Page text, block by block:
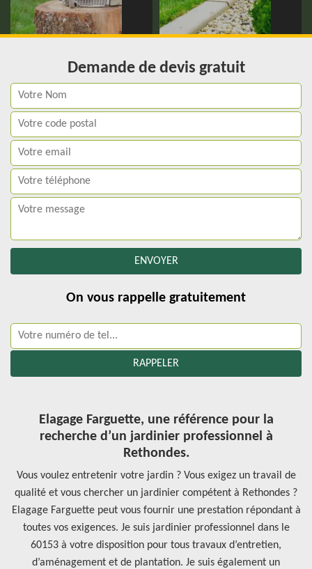
Demande de devis gratuit
On vous rappelle gratuitement
Elagage Farguette, une référence pour la
recherche d’un jardinier professionnel à
Rethondes.
Vous voulez entretenir votre jardin ? Vous exigez un travail de
qualité et vous chercher un jardinier compétent à Rethondes ?
Elagage Farguette peut vous fournir une prestation répondant à
toutes vos exigences. Je suis jardinier professionnel dans le
60153 à votre disposition pour tous travaux d’entretien,
d’aménagement et de plantation. Je suis également un